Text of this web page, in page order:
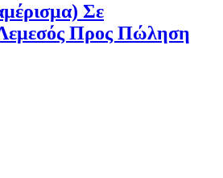
Σε
Προς Πώληση